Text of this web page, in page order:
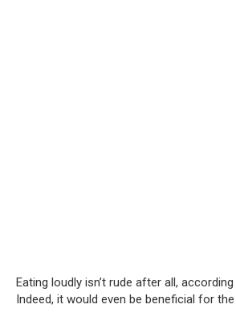
Eating loudly isn’t rude after all,
Indeed, it would even be beneficial for